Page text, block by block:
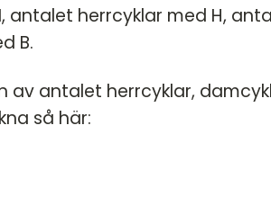
herrcyklar med H,
B.
av antalet herrcyklar,
så här:
VT 2012